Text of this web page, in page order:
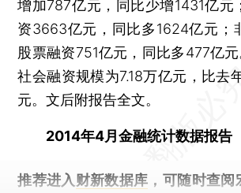
增加787亿元，同比少增1431亿元
资3663亿元，同比多1624亿元；
股票融资751亿元，同比多477亿
社会融资规模为7.18万亿元，比去
元。文后附报告全文。
2014年4月金融统计数据报告
推荐进入 财新数据库 ，可随时查